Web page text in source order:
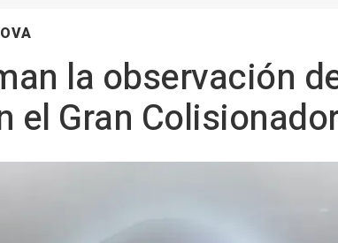
la observación
el Gran